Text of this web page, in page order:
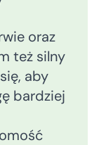
oraz
też silny
aby
bardziej